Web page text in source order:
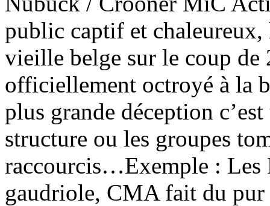
public captif et chaleureux,
vieille belge sur le coup de
officiellement octroyé à la
plus grande déception
structure ou les groupes
raccourcis…Exemple : Les
gaudriole, CMA fait du